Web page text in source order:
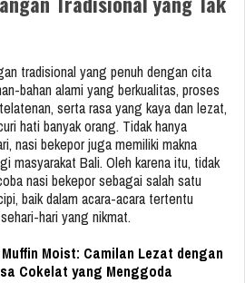
tradisional yang penuh dengan cita
bahan alami yang berkualitas, proses
serta rasa yang kaya dan lezat,
hati banyak orang. Tidak hanya
nasi bekepor juga memiliki makna
masyarakat Bali. Oleh karena itu, tidak
nasi bekepor sebagai salah satu
baik dalam acara-acara tertentu
hari yang nikmat.
Moist: Camilan Lezat dengan
Cokelat yang Menggoda